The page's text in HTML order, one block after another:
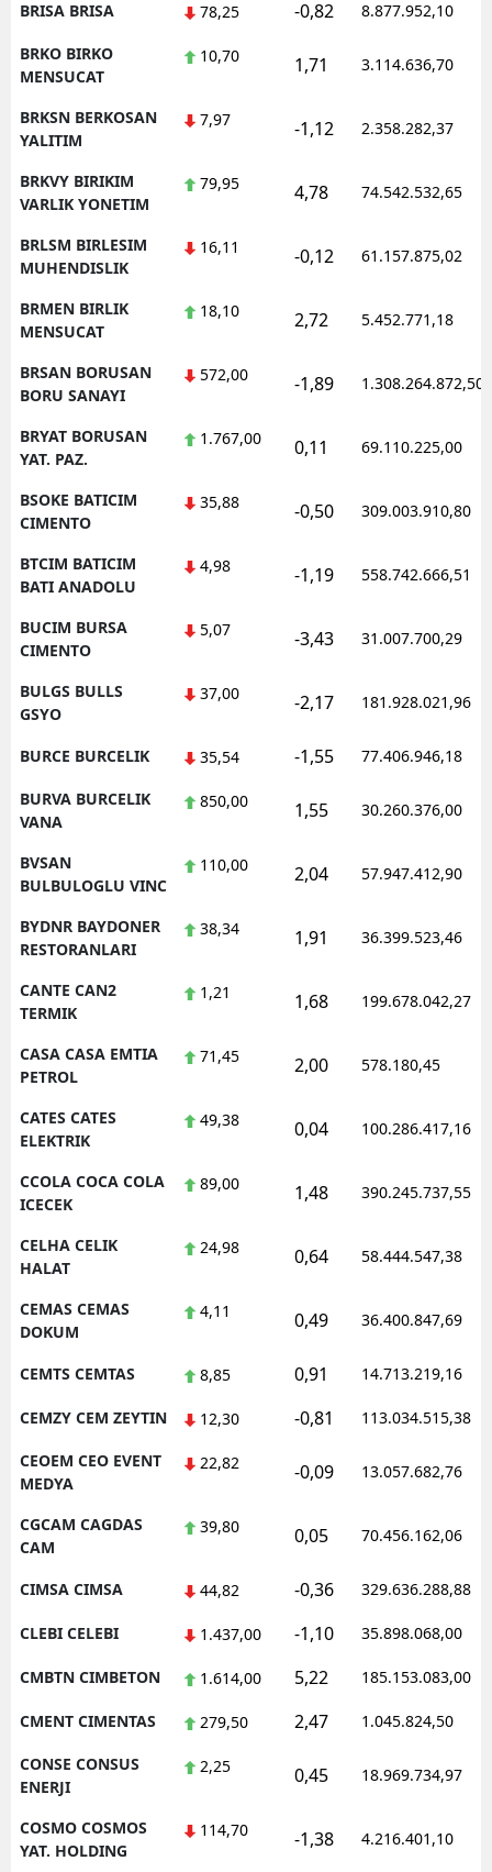
BRISA BRISA 78,25 -0,82 8.877.952,10
BRKO BIRKO
MENSUCAT
10,70 1,71 3.114.636,70
BRKSN BERKOSAN
YALITIM
7,97 -1,12 2.358.282,37
BRKVY BIRIKIM
VARLIK YONETIM
79,95 4,78 74.542.532,65
BRLSM BIRLESIM
MUHENDISLIK
16,11 -0,12 61.157.875,02
BRMEN BIRLIK
MENSUCAT
18,10 2,72 5.452.771,18
BRSAN BORUSAN
BORU SANAYI
572,00 -1,89 1.308.264.872,50
BRYAT BORUSAN
YAT. PAZ.
1.767,00 0,11 69.110.225,00
BSOKE BATICIM
CIMENTO
35,88 -0,50 309.003.910,80
BTCIM BATICIM
BATI ANADOLU
4,98 -1,19 558.742.666,51
BUCIM BURSA
CIMENTO
5,07 -3,43 31.007.700,29
BULGS BULLS
GSYO
37,00 -2,17 181.928.021,96
BURCE BURCELIK 35,54 -1,55 77.406.946,18
BURVA BURCELIK
VANA
850,00 1,55 30.260.376,00
BVSAN
BULBULOGLU VINC
110,00 2,04 57.947.412,90
BYDNR BAYDONER
RESTORANLARI
38,34 1,91 36.399.523,46
CANTE CAN2
TERMIK
1,21 1,68 199.678.042,27
CASA CASA EMTIA
PETROL
71,45 2,00 578.180,45
CATES CATES
ELEKTRIK
49,38 0,04 100.286.417,16
CCOLA COCA COLA
ICECEK
89,00 1,48 390.245.737,55
CELHA CELIK
HALAT
24,98 0,64 58.444.547,38
CEMAS CEMAS
DOKUM
4,11 0,49 36.400.847,69
CEMTS CEMTAS 8,85 0,91 14.713.219,16
CEMZY CEM ZEYTIN 12,30 -0,81 113.034.515,38
CEOEM CEO EVENT
MEDYA
22,82 -0,09 13.057.682,76
CGCAM CAGDAS
CAM
39,80 0,05 70.456.162,06
CIMSA CIMSA 44,82 -0,36 329.636.288,88
CLEBI CELEBI 1.437,00 -1,10 35.898.068,00
CMBTN CIMBETON 1.614,00 5,22 185.153.083,00
CMENT CIMENTAS 279,50 2,47 1.045.824,50
CONSE CONSUS
ENERJI
2,25 0,45 18.969.734,97
COSMO COSMOS
YAT. HOLDING
114,70 -1,38 4.216.401,10